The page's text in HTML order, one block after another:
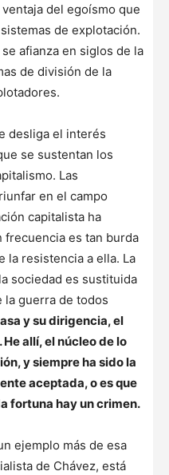
del egoísmo que
de explotación.
afianza en siglos de la
de división de la
desliga el interés
se sustentan los
Las
en el campo
capitalista ha
frecuencia es tan burda
la resistencia a ella. La
sociedad es sustituida
guerra de todos
y su dirigencia, el
allí, el núcleo de lo
y siempre ha sido la
aceptada, o es que
fortuna hay un crimen.
ejemplo más de esa
de Chávez, está